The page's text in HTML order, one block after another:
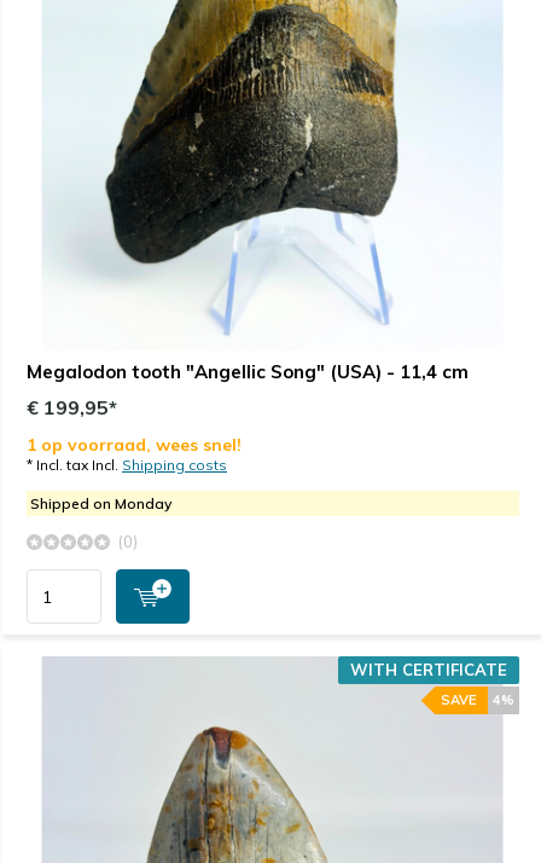
Megalodon tooth "Angellic Song" (USA) - 11,4 cm
€ 199,95*
1 op voorraad, wees snel!
* Incl. tax Incl. Shipping costs
Shipped on Monday
(0)
WITH CERTIFICATE
4%
SAVE